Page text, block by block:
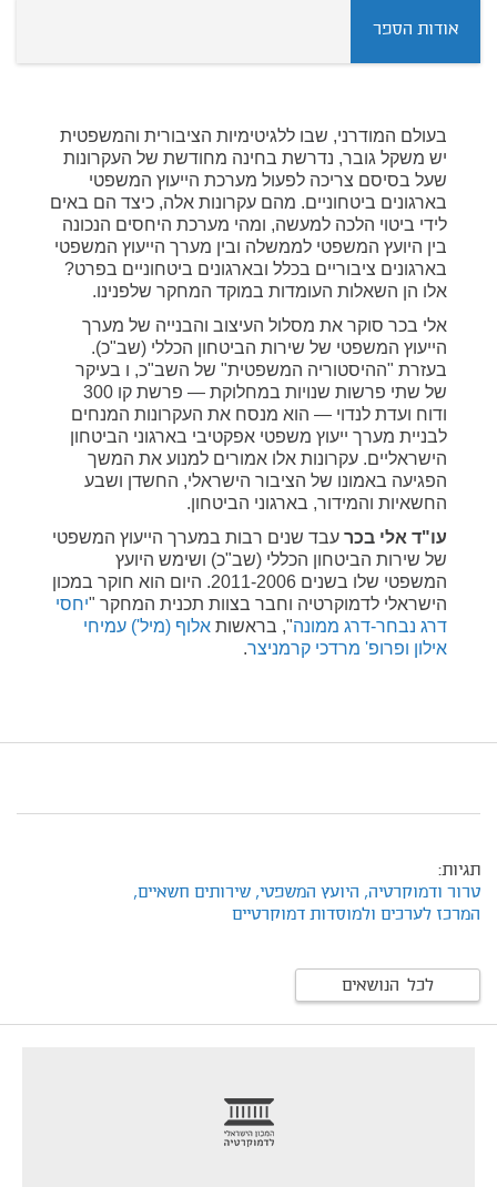
אודות הספר
בעולם המודרני, שבו ללגיטימיות הציבורית והמשפטית
יש משקל גובר, נדרשת בחינה מחודשת של העקרונות
שעל בסיסם צריכה לפעול מערכת הייעוץ המשפטי
בארגונים ביטחוניים. מהם עקרונות אלה, כיצד הם באים
לידי ביטוי הלכה למעשה, ומהי מערכת היחסים הנכונה
בין היועץ המשפטי לממשלה ובין מערך הייעוץ המשפטי
בארגונים ציבוריים בכלל ובארגונים ביטחוניים בפרט?
אלו הן השאלות העומדות במוקד המחקר שלפנינו.
אלי בכר סוקר את מסלול העיצוב והבנייה של מערך
הייעוץ המשפטי של שירות הביטחון הכללי (שב"כ).
בעזרת "ההיסטוריה המשפטית" של השב"כ, ו בעיקר
של שתי פרשות שנויות במחלוקת — פרשת קו 300
ודוח ועדת לנדוי — הוא מנסח את העקרונות המנחים
לבניית מערך ייעוץ משפטי אפקטיבי בארגוני הביטחון
הישראליים. עקרונות אלו אמורים למנוע את המשך
הפגיעה באמונו של הציבור הישראלי, החשדן ושבע
החשאיות והמידור, בארגוני הביטחון.
עו"ד אלי בכר עבד שנים רבות במערך הייעוץ המשפטי
של שירות הביטחון הכללי (שב"כ) ושימש היועץ
המשפטי שלו בשנים 2011-2006. היום הוא חוקר במכון
הישראלי לדמוקרטיה וחבר בצוות תכנית המחקר "יחסי
דרג נבחר-דרג ממונה", בראשות אלוף (מיל') עמיחי
אילון ופרופ' מרדכי קרמניצר.
תגיות:
טרור ודמוקרטיה, היועץ המשפטי, שירותים חשאיים,
המרכז לערכים ולמוסדות דמוקרטיים
לכל הנושאים